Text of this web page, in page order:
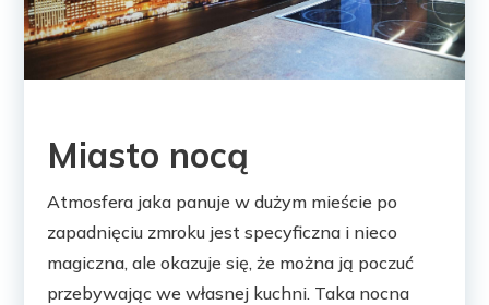
Miasto nocą
Atmosfera jaka panuje w dużym mieście po
zapadnięciu zmroku jest specyficzna i nieco
magiczna, ale okazuje się, że można ją poczuć
przebywając we własnej kuchni. Taka nocna